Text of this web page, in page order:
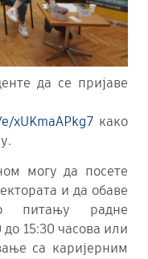
да се пријаве
xUKmaAPkg7 како
могу да посете
и да обаве
питању радне
15:30 часова или
са каријерним